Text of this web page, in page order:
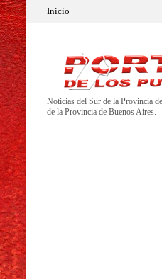
Inicio
Noticias del Sur de la Provincia
de la Provincia de Buenos Aires.